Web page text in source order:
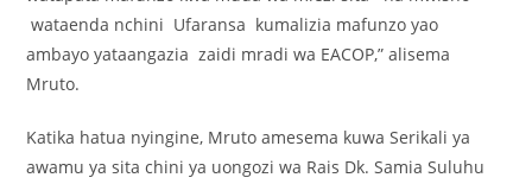
wataenda nchini Ufaransa kumalizia mafunzo yao
ambayo yataangazia zaidi mradi wa EACOP,” alisema
Mruto.
Katika hatua nyingine, Mruto amesema kuwa Serikali ya
awamu ya sita chini ya uongozi wa Rais Dk. Samia Suluhu